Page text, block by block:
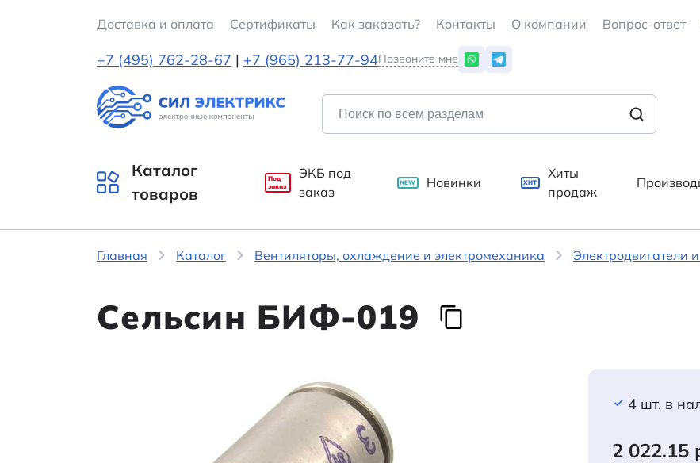
Доставка и оплата Cертификаты Как заказать? Контакты О компании Вопрос-ответ
+7 (495) 762-28-67 | +7 (965) 213-77-94Позвоните мне
Каталог
товаров
Под
заказ
ЭКБ под
заказ
NEW Новинки ХИТ
Хиты
продаж
Главная Каталог Вентиляторы, охлаждение и электромеханика Электродвигатели
Сельсин БИФ-019
4 шт. в
2 022.15